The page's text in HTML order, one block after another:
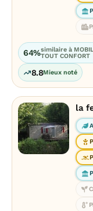
64%similaire à
TOUT CONFORT
8.8Mieux noté
la